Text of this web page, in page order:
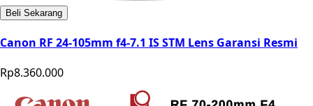
Beli Sekarang
Canon RF 24-105mm f4-7.1 IS STM Lens Garansi Resmi
Rp8.360.000